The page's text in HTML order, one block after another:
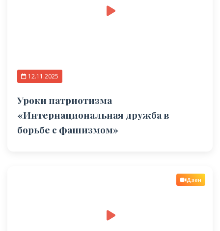
12.11.2025
Уроки патриотизма
«Интернациональная дружба в
борьбе с фашизмом»
Дзен